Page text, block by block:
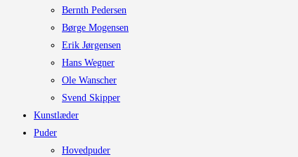
Bernth Pedersen
Børge Mogensen
Erik Jørgensen
Hans Wegner
Ole Wanscher
Svend Skipper
Kunstlæder
Puder
Hovedpuder